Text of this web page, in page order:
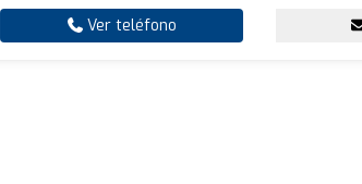
Ver teléfono